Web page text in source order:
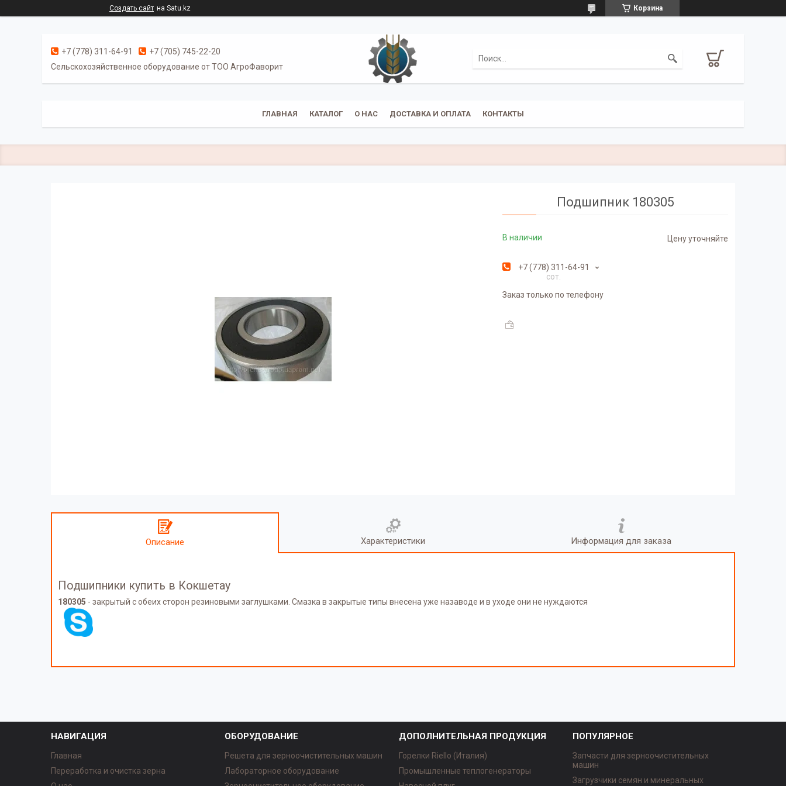
Создать сайт на Satu.kz Корзина
+7 (778) 311-64-91
+7 (705) 745-22-20
Cельскохозяйственное оборудование от ТОО АгроФаворит
ГЛАВНАЯ КАТАЛОГ О НАС ДОСТАВКА И ОПЛАТА КОНТАКТЫ
Подшипник 180305
В наличии Цену уточняйте
+7 (778) 311-64-91
сот.
Заказ только по телефону
Описание Характеристики Информация для заказа
Подшипники купить в Кокшетау
180305 - закрытый с обеих сторон резиновыми заглушками. Смазка в закрытые типы внесена уже назаводе и в уходе они не нуждаются
НАВИГАЦИЯ
Главная
Переработка и очистка зерна
ОБОРУДОВАНИЕ
Решета для зерноочистительных машин
Лабораторное оборудование
ДОПОЛНИТЕЛЬНАЯ ПРОДУКЦИЯ
Горелки Riello (Италия)
Промышленные теплогенераторы
ПОПУЛЯРНОЕ
Запчасти для зерноочистительных
машин
Загрузчики семян и минеральных